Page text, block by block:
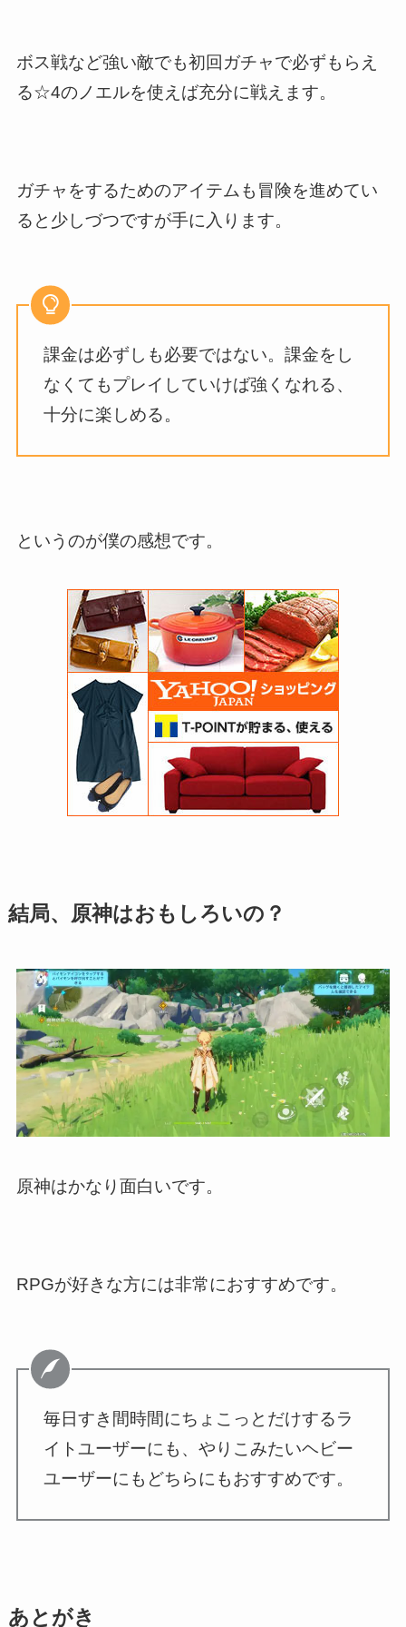
ボス戦など強い敵でも初回ガチャで必ずもらえ
る☆4のノエルを使えば充分に戦えます。
ガチャをするためのアイテムも冒険を進めてい
ると少しづつですが手に入ります。
課金は必ずしも必要ではない。課金をし
なくてもプレイしていけば強くなれる、
十分に楽しめる。
というのが僕の感想です。
結局、原神はおもしろいの？
原神はかなり面白いです。
RPGが好きな方には非常におすすめです。
毎日すき間時間にちょこっとだけするラ
イトユーザーにも、やりこみたいヘビー
ユーザーにもどちらにもおすすめです。
あとがき